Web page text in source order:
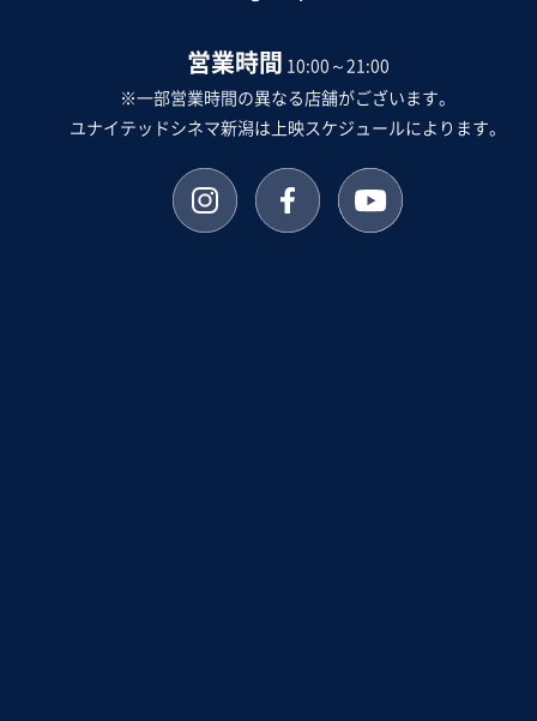
営業時間 10:00～21:00
※一部営業時間の異なる店舗がございます。
ユナイテッドシネマ新潟は上映スケジュールによります。